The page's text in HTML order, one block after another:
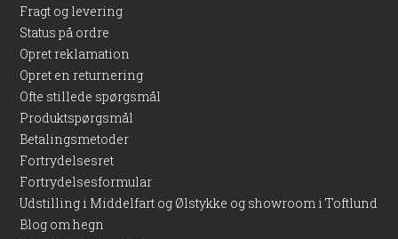
Fragt og levering
Status på ordre
Opret reklamation
Opret en returnering
Ofte stillede spørgsmål
Produktspørgsmål
Betalingsmetoder
Fortrydelsesret
Fortrydelsesformular
Udstilling i Middelfart og Ølstykke og showroom i Toftlund
Blog om hegn